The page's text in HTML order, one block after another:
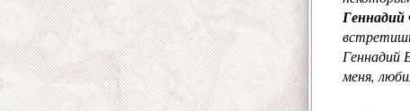
Геннадий
Геннадий
меня,